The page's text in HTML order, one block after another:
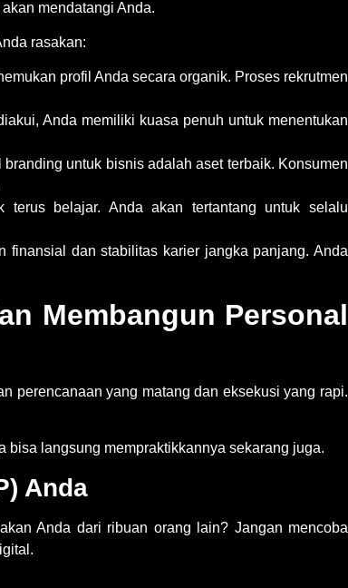
mendatangi Anda.
rasakan:
profil Anda secara organik. Proses rekrutmen
Anda memiliki kuasa penuh untuk menentukan
branding untuk bisnisadalah aset terbaik. Konsumen
terus belajar. Anda akan tertantang untuk selalu
finansial dan stabilitas karier jangka panjang. Anda
Membangun Personal
perencanaan yang matang dan eksekusi yang rapi.
bisa langsung mempraktikkannya sekarang juga.
Anda
Anda dari ribuan orang lain? Jangan mencoba